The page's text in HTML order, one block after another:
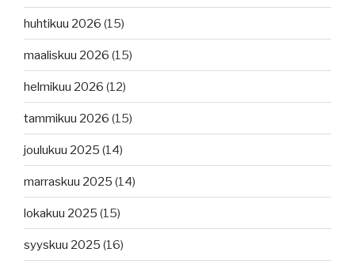
huhtikuu 2026 (15)
maaliskuu 2026 (15)
helmikuu 2026 (12)
tammikuu 2026 (15)
joulukuu 2025 (14)
marraskuu 2025 (14)
lokakuu 2025 (15)
syyskuu 2025 (16)